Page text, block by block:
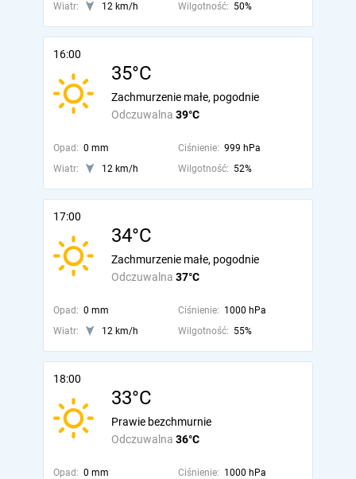
Wiatr:
12 km/h Wilgotność: 50%
16:00
35°C
Odczuwalna 39°C
Zachmurzenie małe, pogodnie
Opad: 0 mm Ciśnienie: 999 hPa
Wiatr:
12 km/h Wilgotność: 52%
17:00
34°C
Odczuwalna 37°C
Zachmurzenie małe, pogodnie
Opad: 0 mm Ciśnienie: 1000 hPa
Wiatr:
12 km/h Wilgotność: 55%
18:00
33°C
Odczuwalna 36°C
Prawie bezchmurnie
Opad: 0 mm Ciśnienie: 1000 hPa